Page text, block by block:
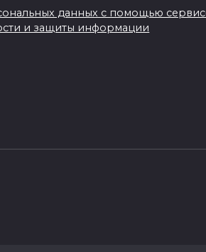
данных с помощью
и защиты информации